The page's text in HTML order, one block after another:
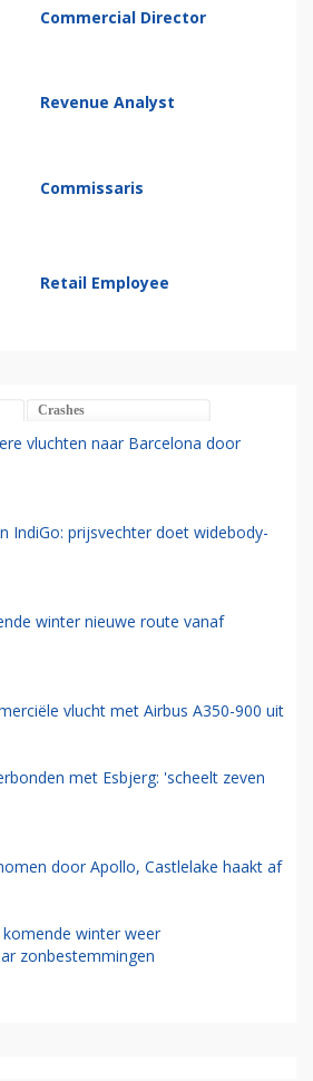
Commercial Director
Revenue Analyst
Commissaris
Retail Employee
Crashes
vluchten naar Barcelona door
IndiGo: prijsvechter doet widebody-
winter nieuwe route vanaf
vlucht met Airbus A350-900 uit
met Esbjerg: 'scheelt zeven
door Apollo, Castlelake haakt af
winter weer
zonbestemmingen